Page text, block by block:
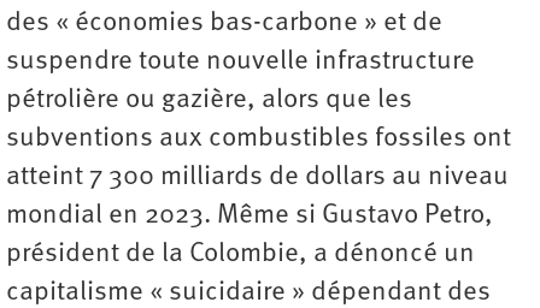
des « économies bas-carbone » et de
suspendre toute nouvelle infrastructure
pétrolière ou gazière, alors que les
subventions aux combustibles fossiles ont
atteint 7 300 milliards de dollars au niveau
mondial en 2023. Même si Gustavo Petro,
président de la Colombie, a dénoncé un
capitalisme « suicidaire » dépendant des